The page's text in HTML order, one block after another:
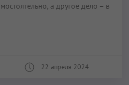
а другое дело – в
22 апреля 2024